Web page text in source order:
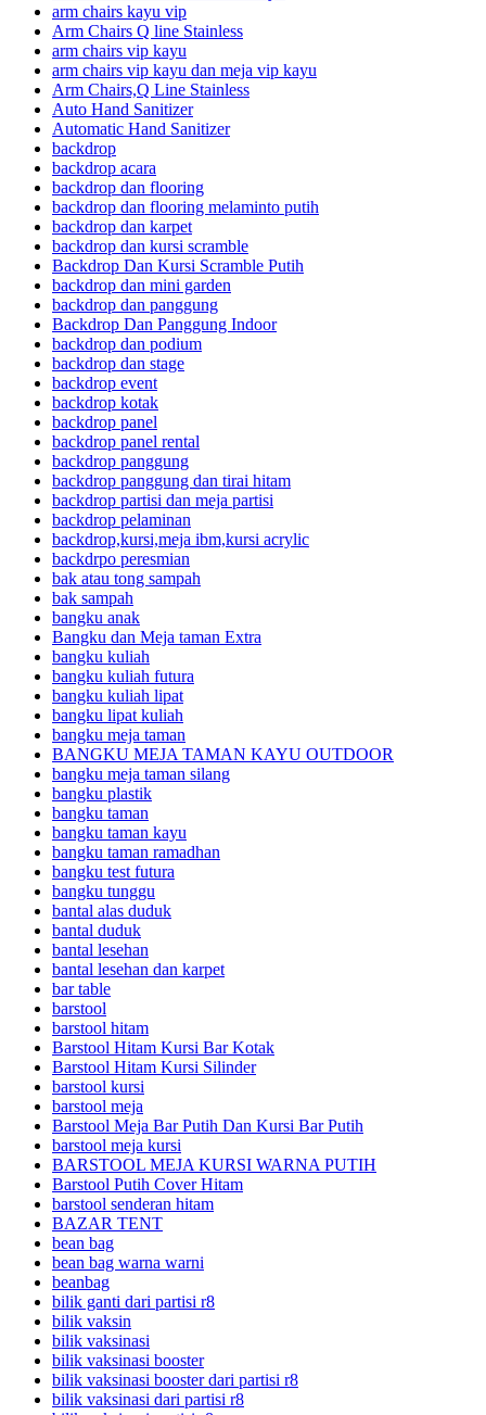
arm chairs kayu vip
Arm Chairs Q line Stainless
arm chairs vip kayu
arm chairs vip kayu dan meja vip kayu
Arm Chairs,Q Line Stainless
Auto Hand Sanitizer
Automatic Hand Sanitizer
backdrop
backdrop acara
backdrop dan flooring
backdrop dan flooring melaminto putih
backdrop dan karpet
backdrop dan kursi scramble
Backdrop Dan Kursi Scramble Putih
backdrop dan mini garden
backdrop dan panggung
Backdrop Dan Panggung Indoor
backdrop dan podium
backdrop dan stage
backdrop event
backdrop kotak
backdrop panel
backdrop panel rental
backdrop panggung
backdrop panggung dan tirai hitam
backdrop partisi dan meja partisi
backdrop pelaminan
backdrop,kursi,meja ibm,kursi acrylic
backdrpo peresmian
bak atau tong sampah
bak sampah
bangku anak
Bangku dan Meja taman Extra
bangku kuliah
bangku kuliah futura
bangku kuliah lipat
bangku lipat kuliah
bangku meja taman
BANGKU MEJA TAMAN KAYU OUTDOOR
bangku meja taman silang
bangku plastik
bangku taman
bangku taman kayu
bangku taman ramadhan
bangku test futura
bangku tunggu
bantal alas duduk
bantal duduk
bantal lesehan
bantal lesehan dan karpet
bar table
barstool
barstool hitam
Barstool Hitam Kursi Bar Kotak
Barstool Hitam Kursi Silinder
barstool kursi
barstool meja
Barstool Meja Bar Putih Dan Kursi Bar Putih
barstool meja kursi
BARSTOOL MEJA KURSI WARNA PUTIH
Barstool Putih Cover Hitam
barstool senderan hitam
BAZAR TENT
bean bag
bean bag warna warni
beanbag
bilik ganti dari partisi r8
bilik vaksin
bilik vaksinasi
bilik vaksinasi booster
bilik vaksinasi booster dari partisi r8
bilik vaksinasi dari partisi r8